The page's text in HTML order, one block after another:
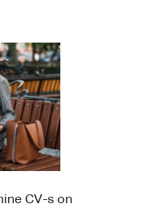
CV-s on